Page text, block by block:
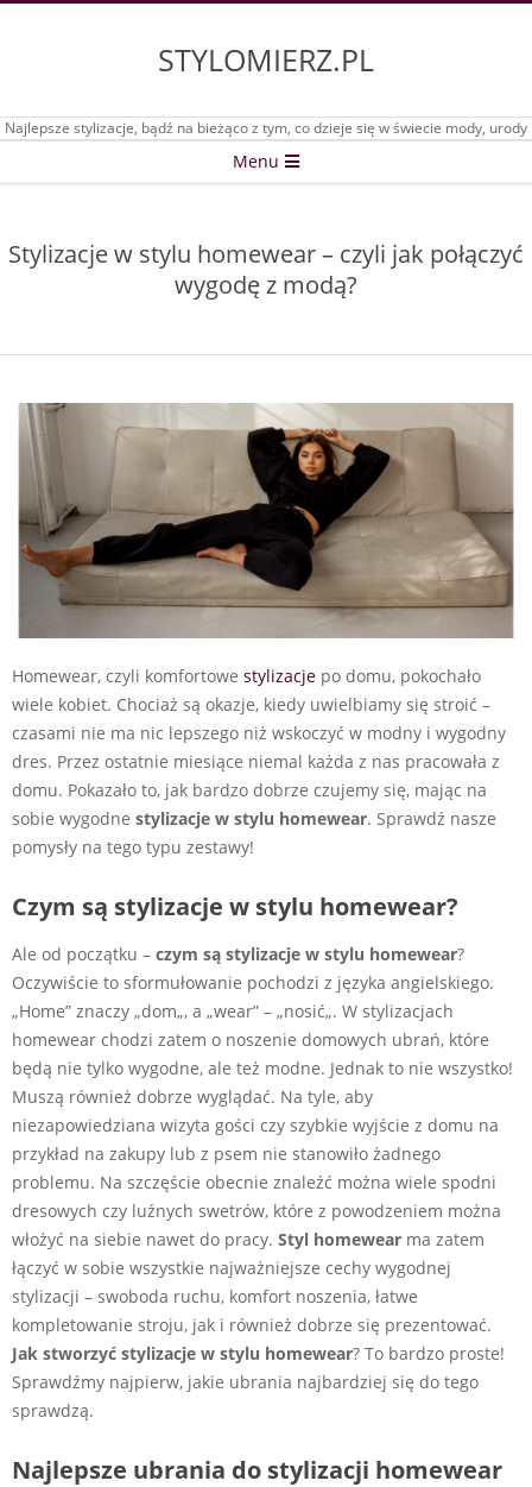
STYLOMIERZ.PL
Najlepsze stylizacje, bądź na bieżąco z tym, co dzieje się w świecie mody, urody
Menu
Stylizacje w stylu homewear – czyli jak połączyć
wygodę z modą?
Homewear, czyli komfortowe stylizacje po domu, pokochało
wiele kobiet. Chociaż są okazje, kiedy uwielbiamy się stroić –
czasami nie ma nic lepszego niż wskoczyć w modny i wygodny
dres. Przez ostatnie miesiące niemal każda z nas pracowała z
domu. Pokazało to, jak bardzo dobrze czujemy się, mając na
sobie wygodne stylizacje w stylu homewear. Sprawdź nasze
pomysły na tego typu zestawy!
Czym są stylizacje w stylu homewear?
Ale od początku – czym są stylizacje w stylu homewear?
Oczywiście to sformułowanie pochodzi z języka angielskiego.
„Home” znaczy „dom„, a „wear” – „nosić„. W stylizacjach
homewear chodzi zatem o noszenie domowych ubrań, które
będą nie tylko wygodne, ale też modne. Jednak to nie wszystko!
Muszą również dobrze wyglądać. Na tyle, aby
niezapowiedziana wizyta gości czy szybkie wyjście z domu na
przykład na zakupy lub z psem nie stanowiło żadnego
problemu. Na szczęście obecnie znaleźć można wiele spodni
dresowych czy luźnych swetrów, które z powodzeniem można
włożyć na siebie nawet do pracy. Styl homewear ma zatem
łączyć w sobie wszystkie najważniejsze cechy wygodnej
stylizacji – swoboda ruchu, komfort noszenia, łatwe
kompletowanie stroju, jak i również dobrze się prezentować.
Jak stworzyć stylizacje w stylu homewear? To bardzo proste!
Sprawdźmy najpierw, jakie ubrania najbardziej się do tego
sprawdzą.
Najlepsze ubrania do stylizacji homewear